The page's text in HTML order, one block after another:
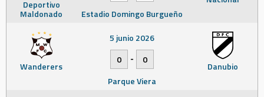
Deportivo
Maldonado
Estadio Domingo Burgueño
Wanderers Danubio
5 junio 2026
0
-
0
Parque Viera